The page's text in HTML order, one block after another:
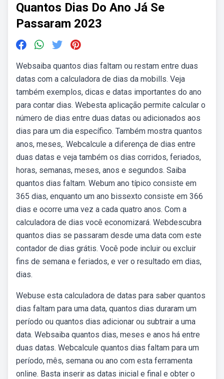
Quantos Dias Do Ano Já Se
Passaram 2023
Websaiba quantos dias faltam ou restam entre duas
datas com a calculadora de dias da mobills. Veja
também exemplos, dicas e datas importantes do ano
para contar dias. Webesta aplicação permite calcular o
número de dias entre duas datas ou adicionados aos
dias para um dia específico. Também mostra quantos
anos, meses,. Webcalcule a diferença de dias entre
duas datas e veja também os dias corridos, feriados,
horas, semanas, meses, anos e segundos. Saiba
quantos dias faltam. Webum ano típico consiste em
365 dias, enquanto um ano bissexto consiste em 366
dias e ocorre uma vez a cada quatro anos. Com a
calculadora de dias você economizará. Webdescubra
quantos dias se passaram desde uma data com este
contador de dias grátis. Você pode incluir ou excluir
fins de semana e feriados, e ver o resultado em dias,
dias.
Webuse esta calculadora de datas para saber quantos
dias faltam para uma data, quantos dias duraram um
período ou quantos dias adicionar ou subtrair a uma
data. Websaiba quantos dias, meses e anos há entre
duas datas. Webcalcule quantos dias faltam para um
período, mês, semana ou ano com esta ferramenta
online. Basta inserir as datas inicial e final e obter o